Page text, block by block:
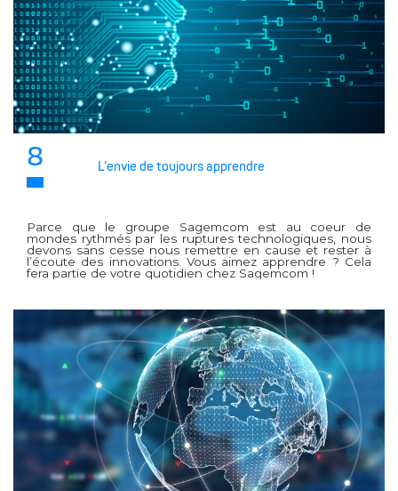
8 L’envie de toujours apprendre
Parce que le groupe Sagemcom est au coeur de
mondes rythmés par les ruptures technologiques, nous
devons sans cesse nous remettre en cause et rester à
l’écoute des innovations. Vous aimez apprendre ? Cela
fera partie de votre quotidien chez Sagemcom !